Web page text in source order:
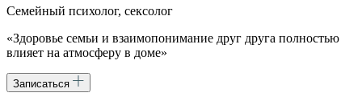
Семейный психолог, сексолог
«Здоровье семьи и взаимопонимание друг друга полностью
влияет на атмосферу в доме»
Записаться